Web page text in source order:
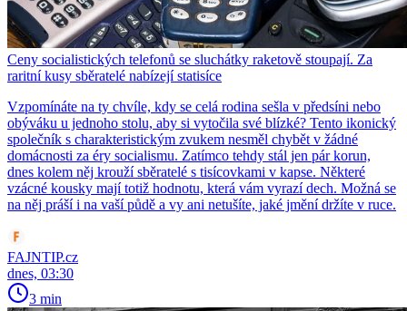
Ceny socialistických telefonů se sluchátky raketově stoupají. Za
raritní kusy sběratelé nabízejí statisíce
Vzpomínáte na ty chvíle, kdy se celá rodina sešla v předsíni nebo
obýváku u jednoho stolu, aby si vytočila své blízké? Tento ikonický
společník s charakteristickým zvukem nesměl chybět v žádné
domácnosti za éry socialismu. Zatímco tehdy stál jen pár korun,
dnes kolem něj krouží sběratelé s tisícovkami v kapse. Některé
vzácné kousky mají totiž hodnotu, která vám vyrazí dech. Možná se
na něj práší i na vaší půdě a vy ani netušíte, jaké jmění držíte v ruce.
FAJNTIP.cz
dnes, 03:30
3 min